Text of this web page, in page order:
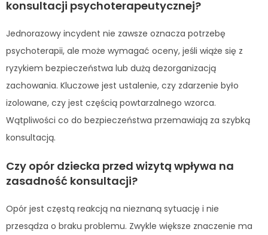
konsultacji psychoterapeutycznej?
Jednorazowy incydent nie zawsze oznacza potrzebę
psychoterapii, ale może wymagać oceny, jeśli wiąże się z
ryzykiem bezpieczeństwa lub dużą dezorganizacją
zachowania. Kluczowe jest ustalenie, czy zdarzenie było
izolowane, czy jest częścią powtarzalnego wzorca.
Wątpliwości co do bezpieczeństwa przemawiają za szybką
konsultacją.
Czy opór dziecka przed wizytą wpływa na
zasadność konsultacji?
Opór jest częstą reakcją na nieznaną sytuację i nie
przesądza o braku problemu. Zwykle większe znaczenie ma